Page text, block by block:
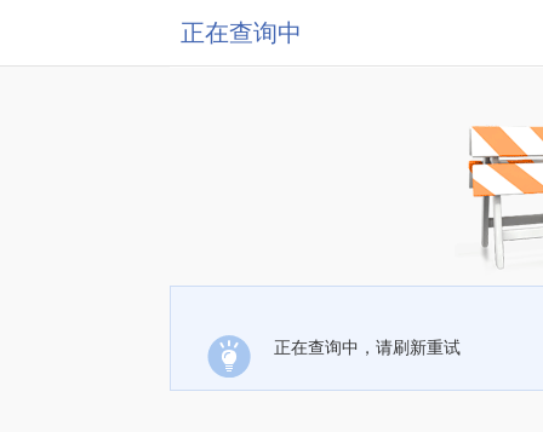
正在查询中
正在查询中，请刷新重试